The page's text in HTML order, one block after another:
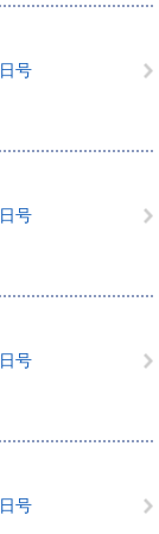
号
号
号
号